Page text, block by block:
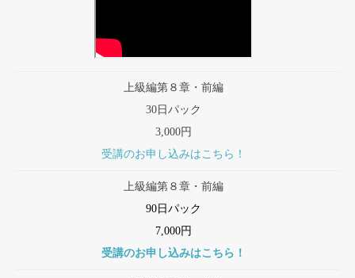
上級編第８章・前編
30日パック
3,000円
受講のお申し込みはこちら！
上級編第８章・前編
90日パック
7,000円
受講のお申し込みはこちら！